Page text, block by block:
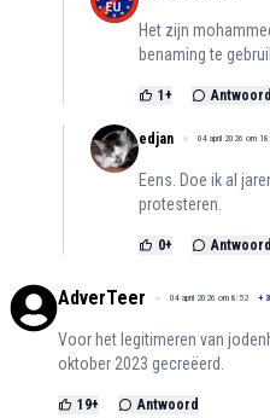
Het zijn
benaming te
1 + Antwoord
edjan 04 april 2026 om
Eens. Doe ik al
protesteren.
0+ Antwoord
AdverTeer 04 april 2026 om 8:52 +
Voor het legitimeren van
oktober 2023 gecreëerd.
19+ Antwoord